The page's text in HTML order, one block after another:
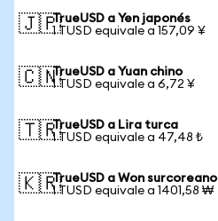
🇯🇵TrueUSD a Yen japonés
1 TUSD equivale a 157,09 ¥
🇨🇳TrueUSD a Yuan chino
1 TUSD equivale a 6,72 ¥
🇹🇷TrueUSD a Lira turca
1 TUSD equivale a 47,48 ₺
🇰🇷TrueUSD a Won surcoreano
1 TUSD equivale a 1401,58 ₩